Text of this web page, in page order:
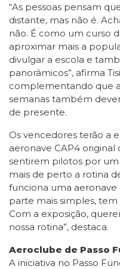
“As pessoas pensam
distante, mas não é.
não. É como um curso
aproximar mais a
divulgar a escola e
panorâmicos”, afirma
complementando que
semanas também
de presente.
Os vencedores terão a
aeronave CAP4
sentirem pilotos por
mais de perto a rotina
funciona uma aeronave
parte mais simples,
Com a exposição,
nossa rotina”, destaca.
Aeroclube de Passo
A iniciativa no Passo